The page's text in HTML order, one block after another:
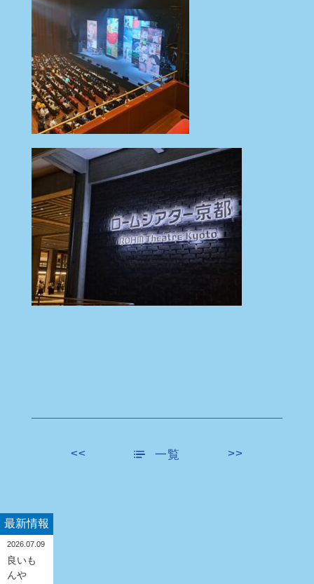
<< 一覧 >>
最新情報
2026.07.09
良いも
んや